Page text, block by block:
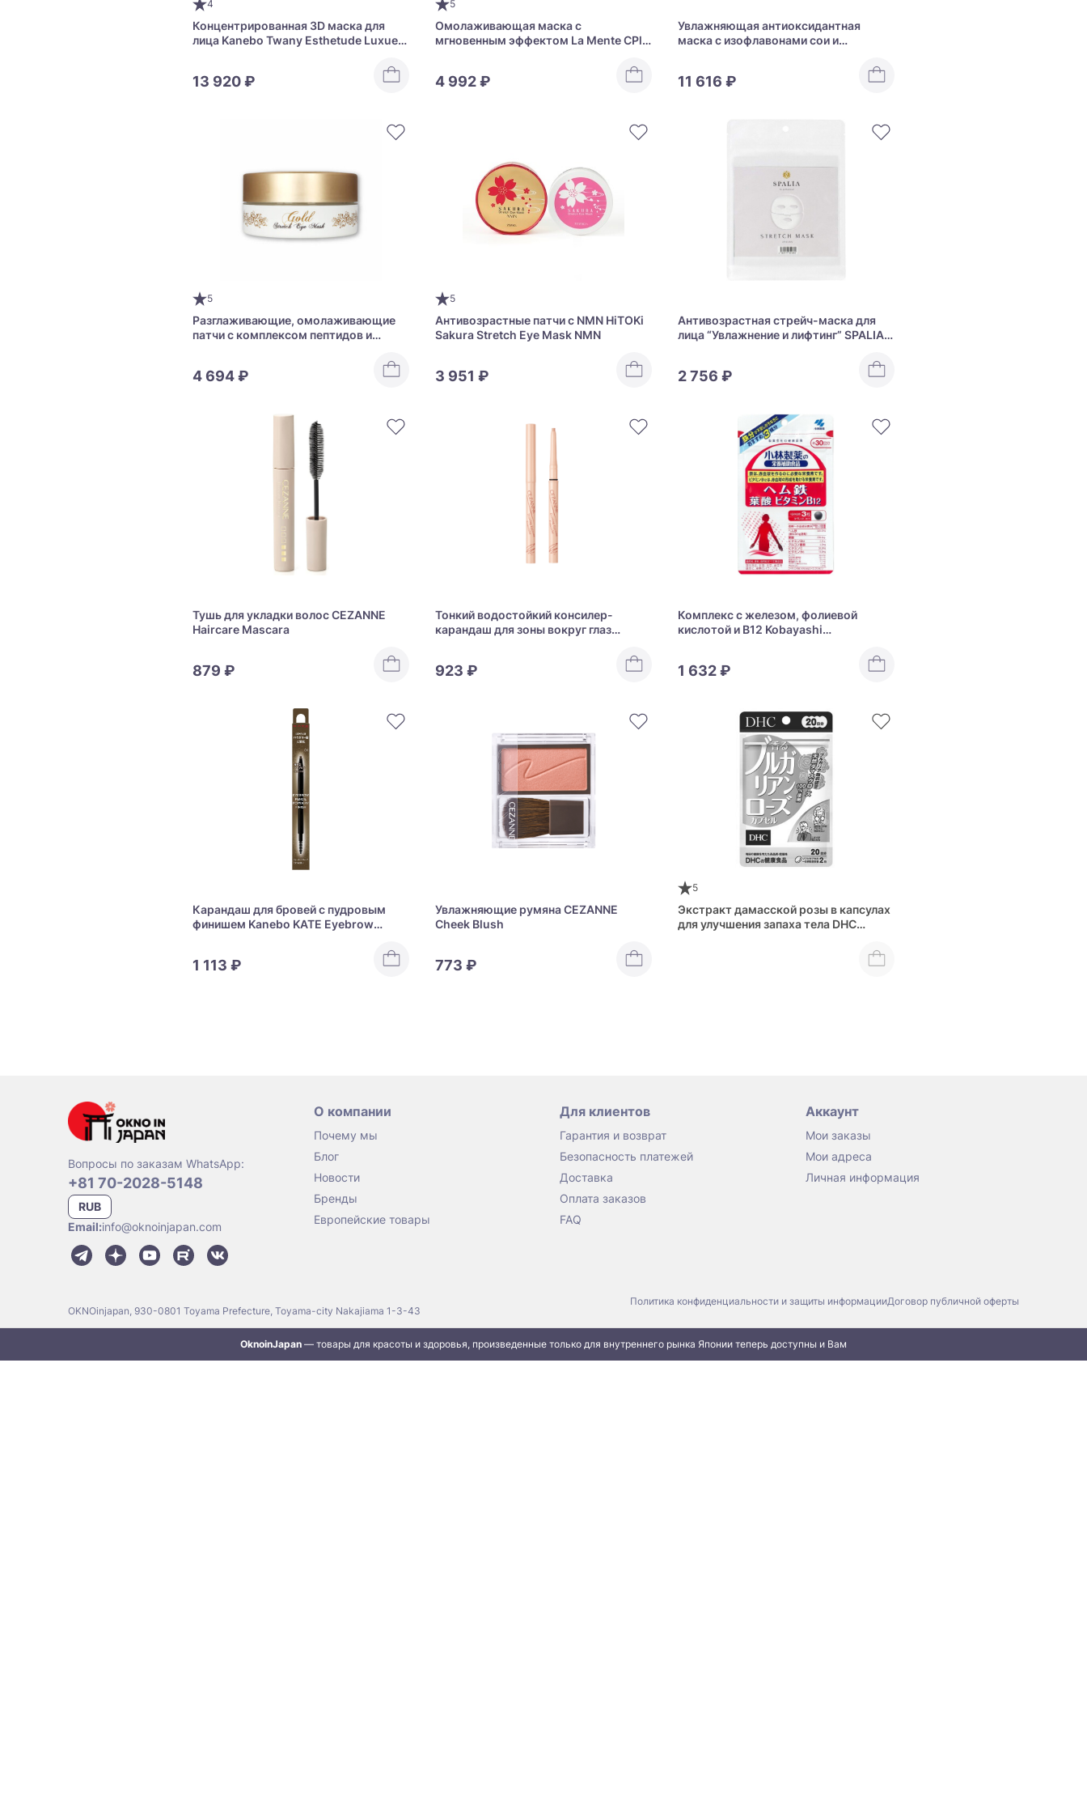
4
Концентрированная 3D маска для
лица Kanebo Twany Esthetude Luxue
13 920 ₽
5
Омолаживающая маска с
мгновенным эффектом La Mente CPla
4 992 ₽
Увлажняющая антиоксидантная
маска с изофлавонами сои и
11 616 ₽
5
Разглаживающие, омолаживающие
патчи с комплексом пептидов и
4 694 ₽
5
Антивозрастные патчи с NMN HiTOKi
Sakura Stretch Eye Mask NMN
3 951 ₽
Антивозрастная стрейч-маска для
лица “Увлажнение и лифтинг” SPALIA
2 756 ₽
Тушь для укладки волос CEZANNE
Haircare Mascara
879 ₽
Тонкий водостойкий консилер-
карандаш для зоны вокруг глаз
923 ₽
Комплекс с железом, фолиевой
кислотой и B12 Kobayashi
1 632 ₽
Карандаш для бровей с пудровым
финишем Kanebo KATE Eyebrow
1 113 ₽
Увлажняющие румяна CEZANNE
Cheek Blush
773 ₽
5
Экстракт дамасской розы в капсулах
для улучшения запаха тела DHC
Вопросы по заказам WhatsApp:
+81 70-2028-5148
RUB
Email:info@oknoinjapan.com
О компании
Почему мы
Блог
Новости
Бренды
Европейские товары
Для клиентов
Гарантия и возврат
Безопасность платежей
Доставка
Оплата заказов
FAQ
Аккаунт
Мои заказы
Мои адреса
Личная информация
OKNOinjapan, 930-0801 Toyama Prefecture, Toyama-city Nakajiama 1-3-43
Политика конфиденциальности и защиты информацииДоговор публичной оферты
OknoinJapan — товары для красоты и здоровья, произведенные только для внутреннего рынка Японии теперь доступны и Вам